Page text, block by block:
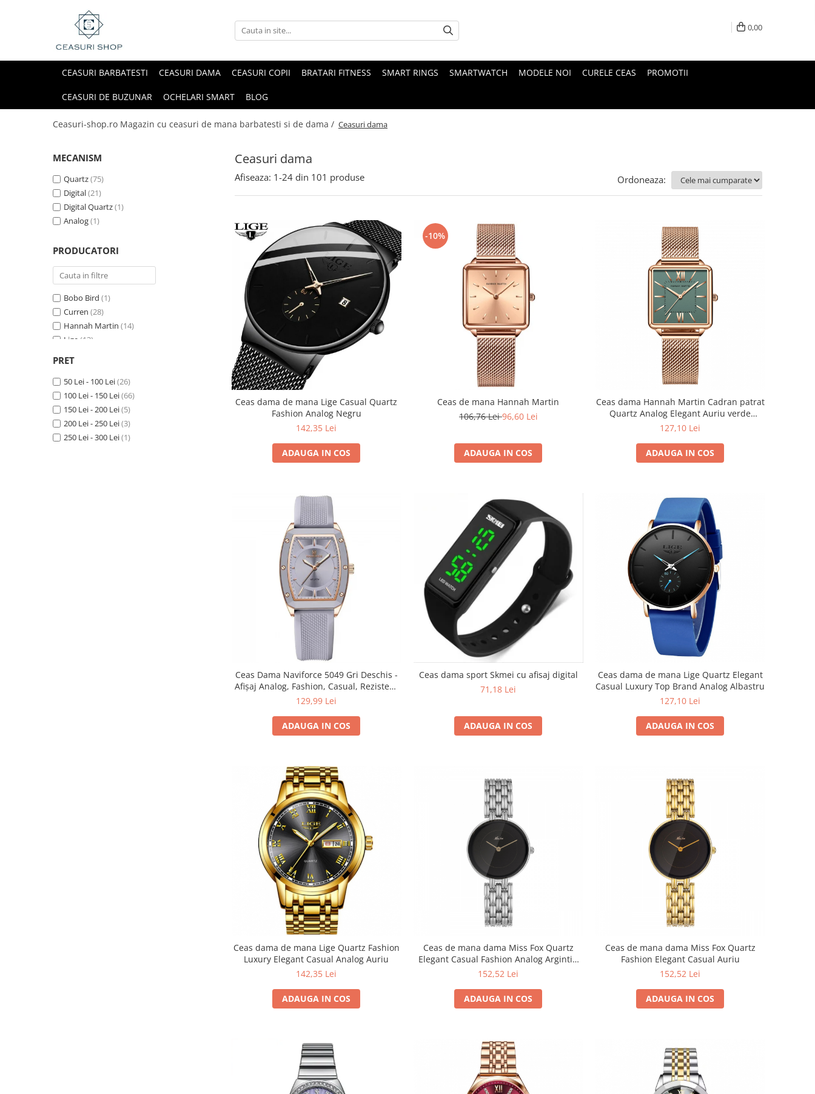
0,00
CEASURI BARBATESTI CEASURI DAMA CEASURI COPII BRATARI FITNESS SMART RINGS SMARTWATCH MODELE NOI CURELE CEAS PROMOTII
CEASURI DE BUZUNAR OCHELARI SMART BLOG
Ceasuri-shop.ro Magazin cu ceasuri de mana barbatesti si de dama / Ceasuri dama
Ceasuri dama
MECANISM
Quartz(75)
Digital(21)
Digital Quartz(1)
Analog(1)
PRODUCATORI
Bobo Bird (1)
Curren (28)
Hannah Martin (14)
Lige (13)
Naviforce
Olevs (3)
Poedagar (15)
Skmei(8)
t-winner (1)
PRET
50 Lei - 100 Lei(26)
100 Lei - 150 Lei(66)
150 Lei - 200 Lei(5)
200 Lei - 250 Lei(3)
250 Lei - 300 Lei(1)
Afiseaza: 1-24 din 101 produse Ordoneaza:
Ceas dama de mana Lige Casual Quartz
Fashion Analog Negru
142,35 Lei
ADAUGA IN COS
-10%
Ceas de mana Hannah Martin
106,76 Lei96,60 Lei
ADAUGA IN COS
Ceas dama Hannah Martin Cadran patrat
Quartz Analog Elegant Auriu verde
smarald
127,10 Lei
ADAUGA IN COS
Ceas Dama Naviforce 5049 Gri Deschis -
Afișaj Analog, Fashion, Casual, Rezistent
la Apă 3ATM
129,99 Lei
ADAUGA IN COS
Ceas dama sport Skmei cu afisaj digital
71,18 Lei
ADAUGA IN COS
Ceas dama de mana Lige Quartz Elegant
Casual Luxury Top Brand Analog Albastru
127,10 Lei
ADAUGA IN COS
Ceas dama de mana Lige Quartz Fashion
Luxury Elegant Casual Analog Auriu
142,35 Lei
ADAUGA IN COS
Ceas de mana dama Miss Fox Quartz
Elegant Casual Fashion Analog Argintiu
Negru
152,52 Lei
ADAUGA IN COS
Ceas de mana dama Miss Fox Quartz
Fashion Elegant Casual Auriu
152,52 Lei
ADAUGA IN COS